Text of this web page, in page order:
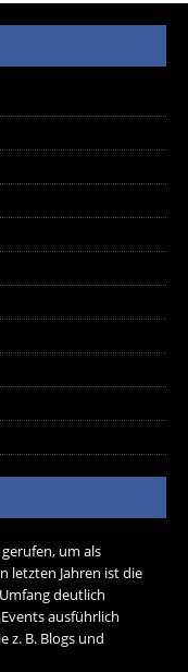
um als
letzten Jahren ist die
deutlich
ausführlich
z. B. Blogs und